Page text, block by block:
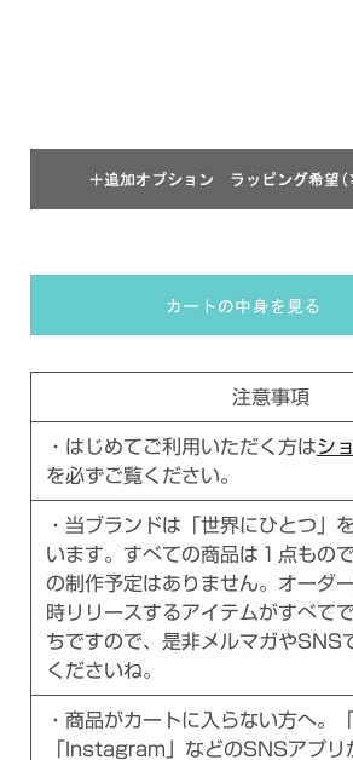
注意事項
・はじめてご利用いただく方はシ
を必ずご覧ください。
・当ブランドは「世界にひとつ」
います。すべての商品は１点もの
の制作予定はありません。オーダ
時リリースするアイテムがすべて
ちですので、是非メルマガやSNS
くださいね。
・商品がカートに入らない方へ。
「Instagram」などのSNSアプリ